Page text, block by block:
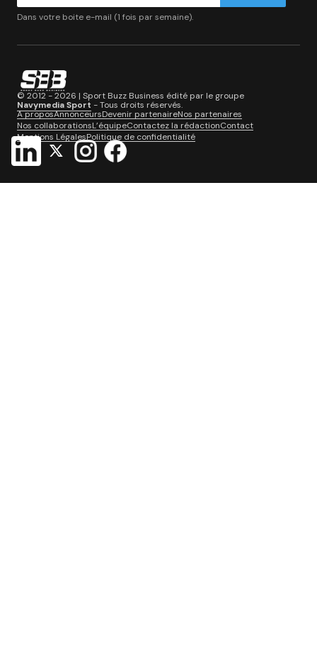
Dans votre boite e-mail (1 fois par semaine).
© 2012 - 2026 | Sport Buzz Business édité par le groupe
Navymedia Sport - Tous droits réservés.
A proposAnnonceursDevenir partenaireNos partenaires
Nos collaborationsL’équipeContactez la rédactionContact
Mentions LégalesPolitique de confidentialité